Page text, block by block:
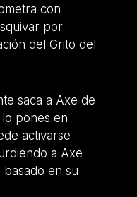
con
por
del Grito del
saca a Axe de
pones en
activarse
a Axe
en su